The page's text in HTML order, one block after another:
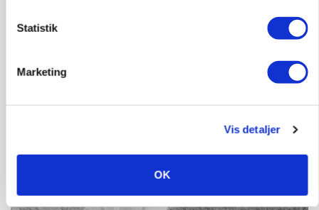
Statistik
Marketing
Vis detaljer
OK
Ulven stod på foderbordet